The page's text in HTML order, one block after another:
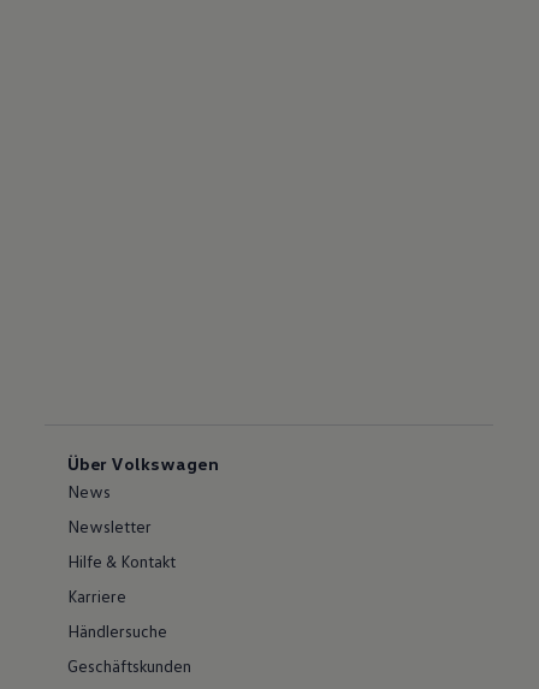
Über Volkswagen
News
Newsletter
Hilfe & Kontakt
Karriere
Händlersuche
Geschäftskunden